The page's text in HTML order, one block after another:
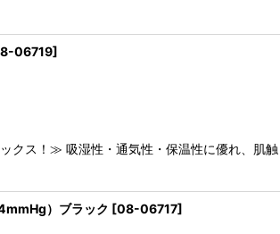
06719]
クス！≫ 吸湿性・通気性・保温性に優れ、肌
）ブラック [08-06717]